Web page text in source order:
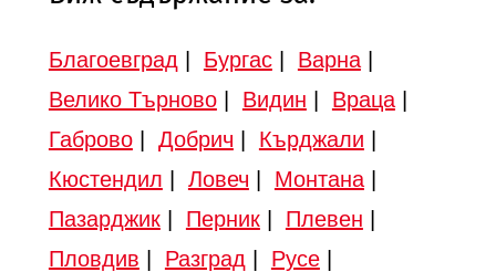
Благоевград Бургас| Варна|
Велико Търново| Видин Враца|
Габрово| Добрич Кърджали
Кюстендил
Ловеч Монтана|
Пазарджик| Перник| Плевен
Пловдив
Разград Русе|